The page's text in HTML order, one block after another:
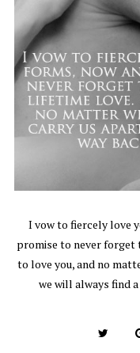
I vow to fiercely love
promise to never forget
to love you, and no
we will always find